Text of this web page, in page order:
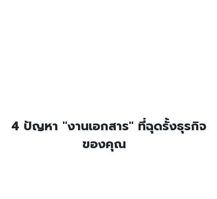
4 ปัญหา "งานเอกสาร" ที่ฉุดรั้งธุรกิจ
ของคุณ